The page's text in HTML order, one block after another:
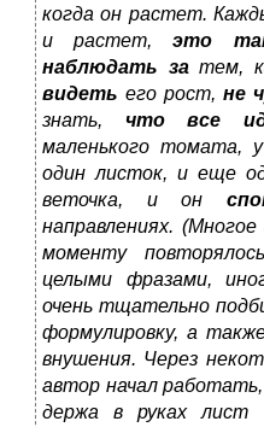
когда он растет.
и растет, это
наблюдать затем,
видеть его рост, не
знать, что все
маленького томата,
один листок, и еще
веточка, и он
направлениях.
моменту
целыми фразами,
очень тщательно
формулировку, а
внушения. Через
автор начал
держа в руках лист